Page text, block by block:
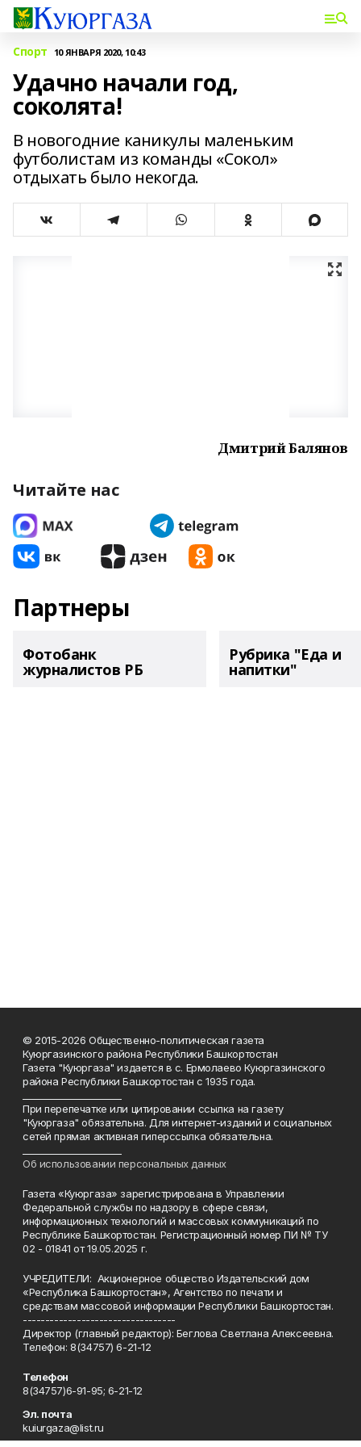
Спорт 10 ЯНВАРЯ 2020, 10:43
Удачно начали год,
соколята!
В новогодние каникулы маленьким
футболистам из команды «Сокол»
отдыхать было некогда.
Дмитрий Балянов
Читайте нас
Партнеры
Фотобанк
журналистов РБ
Рубрика "Еда и
напитки"
© 2015-2026 Общественно-политическая газета
Куюргазинского района Республики Башкортостан
Газета "Куюргаза" издается в с. Ермолаево Куюргазинского
района Республики Башкортостан с 1935 года.
При перепечатке или цитировании ссылка на газету
"Куюргаза" обязательна. Для интернет-изданий и социальных
сетей прямая активная гиперссылка обязательна.
Об использовании персональных данных
Газета «Куюргаза» зарегистрирована в Управлении
Федеральной службы по надзору в сфере связи,
информационных технологий и массовых коммуникаций по
Республике Башкортостан. Регистрационный номер ПИ № ТУ
02 - 01841 от 19.05.2025 г.
УЧРЕДИТЕЛИ: Акционерное общество Издательский дом
«Республика Башкортостан», Агентство по печати и
средствам массовой информации Республики Башкортостан.
----------------------------------
Директор (главный редактор): Беглова Светлана Алексеевна.
Телефон: 8(34757) 6-21-12
Телефон
8(34757)6-91-95; 6-21-12
Эл. почта
kuiurgaza@list.ru